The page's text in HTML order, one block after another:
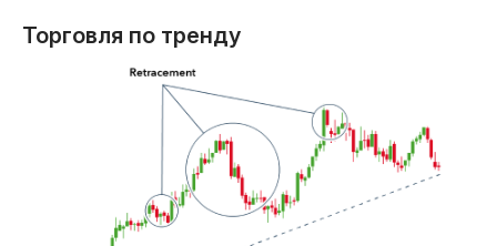
Торговля по тренду